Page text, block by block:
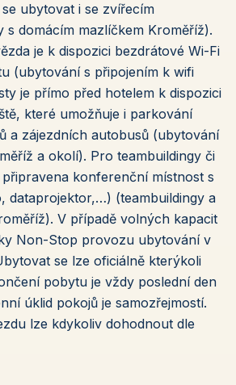
ubytovat i se zvířecím
s domácím mazlíčkem Kroměříž).
je k dispozici bezdrátové Wi-Fi
(ubytování s připojením k wifi
je přímo před hotelem k dispozici
které umožňuje i parkování
a zájezdních autobusů (ubytování
a okolí). Pro teambuildingy či
konferenční místnost s
dataprojektor,…) (teambuildingy a
V případě volných kapacit
Non-Stop provozu ubytování v
se lze oficiálně kterýkoli
pobytu je vždy poslední den
úklid pokojů je samozřejmostí.
lze kdykoliv dohodnout dle